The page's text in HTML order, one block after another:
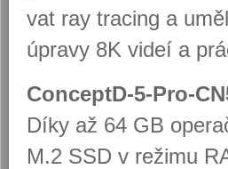
vat ray tra­cing a
úpra­vy 8K videí a
ConceptD-5-Pro-
Díky až 64 GB
M.2 SSD v re­ži­mu